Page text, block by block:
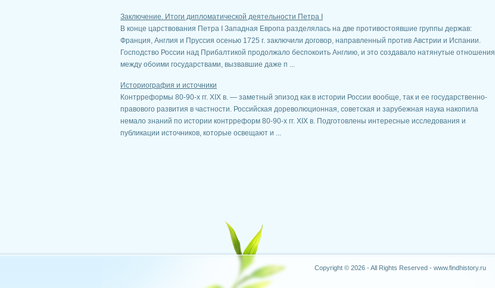
Заключение. Итоги дипломатической деятельности Петра І
В конце царствования Петра I Западная Европа разделялась на две противостоявшие группы держав:
Франция, Англия и Пруссия осенью 1725 г. заключили договор, направленный против Австрии и Испании.
Господство России над Прибалтикой продолжало беспокоить Англию, и это создавало натянутые отношения
между обоими государствами, вызвавшие даже п ...
Историография и источники
Контрреформы 80-90-х гг. XIX в. — заметный эпизод как в истории России вообще, так и ее государственно-
правового развития в частности. Российская дореволюционная, советская и зарубежная наука накопила
немало знаний по истории контрреформ 80-90-х гг. XIX в. Подготовлены интересные исследования и
публикации источников, которые освещают и ...
Copyright © 2026 - All Rights Reserved - www.findhistory.ru